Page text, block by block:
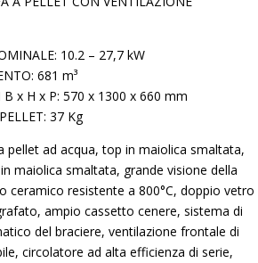
10.2 – 27,7 kW
681 m³
B x H x P: 570 x 1300 x 660 mm
37 Kg
pellet ad acqua, top in maiolica smaltata,
maiolica smaltata, grande visione della
ceramico resistente a 800°C, doppio vetro
ampio cassetto cenere, sistema di
del braciere, ventilazione frontale di
circolatore ad alta efficienza di serie,